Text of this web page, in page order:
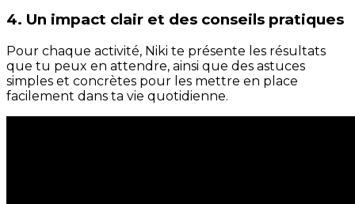
4. Un impact clair et des conseils pratiques
Pour chaque activité, Niki te présente les résultats
que tu peux en attendre, ainsi que des astuces
simples et concrètes pour les mettre en place
facilement dans ta vie quotidienne.